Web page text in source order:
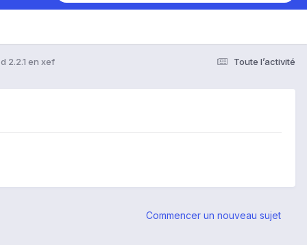
Toute l’activité
2.2.1 en xef
Commencer un nouveau sujet